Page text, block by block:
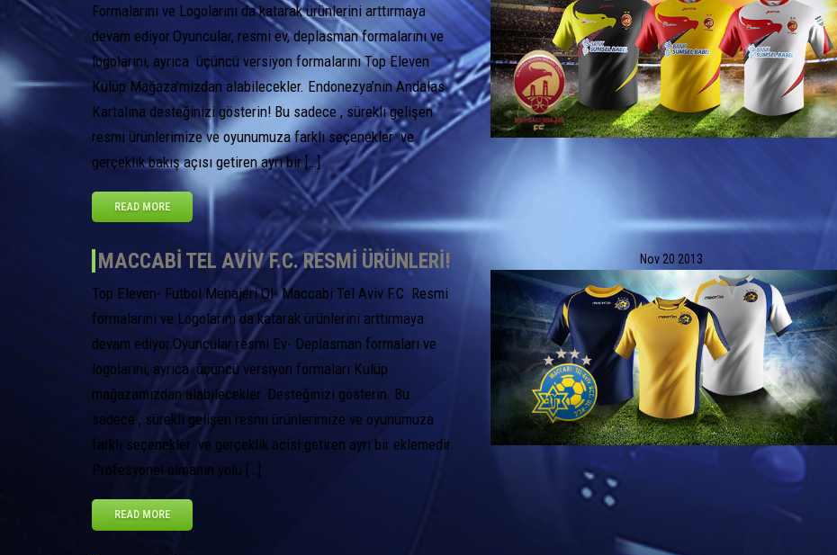
Formalarını ve Logolarını da katarak ürünlerini arttırmaya
devam ediyor.Oyuncular, resmi ev, deplasman formalarını ve
logolarını, ayrıca üçüncü versiyon formalarını Top Eleven
Kulüp Mağaza’mizdan alabilecekler. Endonezya’nın Andalas
Kartalına desteğinizi gösterin! Bu sadece , sürekli gelişen
resmi ürünlerimize ve oyunumuza farklı seçenekler ve
gerçeklik bakış açısı getiren ayrı bir […]
READ MORE
MACCABI TEL AVIV F.C. RESMI ÜRÜNLERI!
Top Eleven- Futbol Menajeri Ol- Maccabi Tel Aviv F.C Resmi
formalarını ve Logolarını da katarak ürünlerini arttırmaya
devam ediyor.Oyuncular resmi Ev- Deplasman formaları ve
logolarını, ayrıca üçüncü versiyon formaları Kulüp
mağazamızdan alabilecekler. Desteğinizi gösterin. Bu
sadece , sürekli gelişen resmi ürünlerimize ve oyunumuza
farklı seçenekler ve gerçeklik acisi getiren ayrı bir eklemedir.
Profesyonel olmanın yolu […]
READ MORE
Nov 20 2013